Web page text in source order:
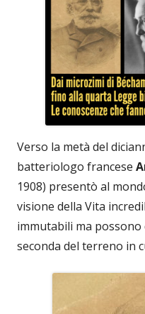
Verso la metà del
batteriologo francese
1908) presentò al
visione della Vita
immutabili ma
seconda del terreno in